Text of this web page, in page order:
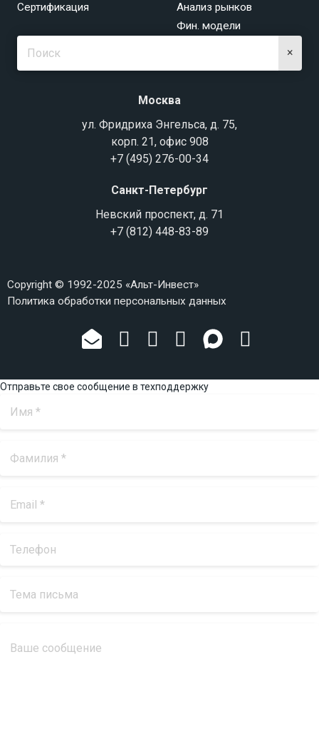
Сертификация
Анализ рынков
Фин. модели
×
Москва
ул. Фридриха Энгельса, д. 75,
корп. 21, офис 908
+7 (495) 276-00-34
Санкт-Петербург
Невский проспект, д. 71
+7 (812) 448-83-89
Copyright © 1992-2025 «Альт-Инвест»
Политика обработки персональных данных
Отправьте свое сообщение в техподдержку